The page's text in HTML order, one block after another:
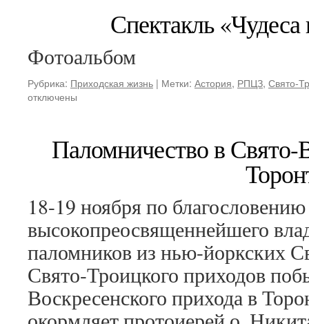
Спектакль
Фотоальбом
Рубрика: Приходская жизнь | Метки: Астория, РПЦЗ, Свято-
отключены
Паломничество в Свято-
18-19 ноября по благословению
высокопреосвященнейшего
паломников из нью-йоркских
Свято-Троицкого приходов
Воскресенского прихода в